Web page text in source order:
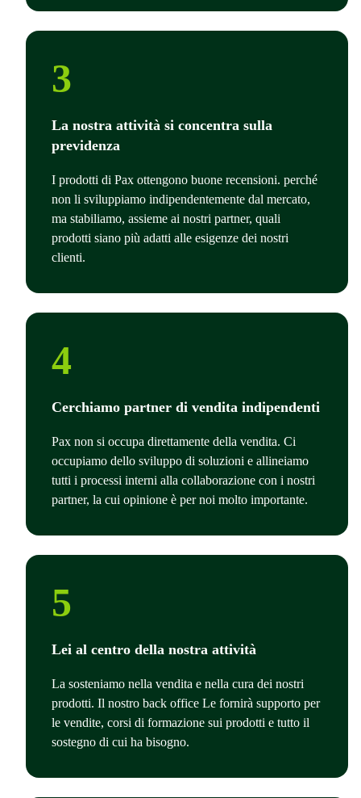
3
La nostra attività si concentra sulla
previdenza
I prodotti di Pax ottengono buone recensioni. perché
non li sviluppiamo indipendentemente dal mercato,
ma stabiliamo, assieme ai nostri partner, quali
prodotti siano più adatti alle esigenze dei nostri
clienti.
4
Cerchiamo partner di vendita indipendenti
Pax non si occupa direttamente della vendita. Ci
occupiamo dello sviluppo di soluzioni e allineiamo
tutti i processi interni alla collaborazione con i nostri
partner, la cui opinione è per noi molto importante.
5
Lei al centro della nostra attività
La sosteniamo nella vendita e nella cura dei nostri
prodotti. Il nostro back office Le fornirà supporto per
le vendite, corsi di formazione sui prodotti e tutto il
sostegno di cui ha bisogno.